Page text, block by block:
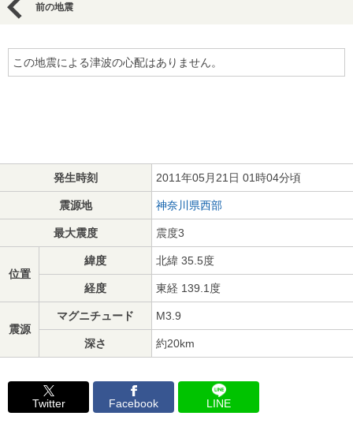
前の地震
この地震による津波の心配はありません。
発生時刻 2011年05月21日 01時04分頃
震源地 神奈川県西部
最大震度 震度3
位置
緯度 北緯 35.5度
経度 東経 139.1度
震源
マグニチュード M3.9
深さ 約20km
Twitter Facebook LINE